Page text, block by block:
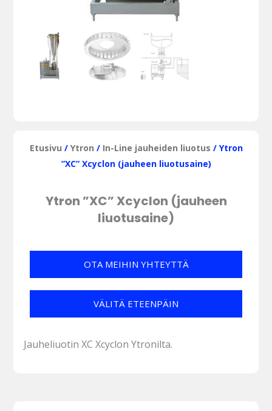
Etusivu / Ytron / In-Line jauheiden liuotus / Ytron
”XC” Xcyclon (jauheen liuotusaine)
Ytron ”XC” Xcyclon (jauheen
liuotusaine)
OTA MEIHIN YHTEYTTÄ
VÄLITÄ ETEENPÄIN
Jauheliuotin XC Xcyclon Ytronilta.